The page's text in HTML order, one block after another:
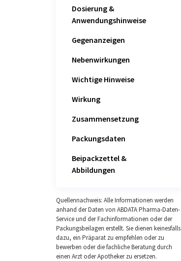
Dosierung &
Anwendungshinweise
Gegenanzeigen
Nebenwirkungen
Wichtige Hinweise
Wirkung
Zusammensetzung
Packungsdaten
Beipackzettel &
Abbildungen
Quellennachweis: Alle Informationen werden
anhand der Daten von ABDATA Pharma-Daten-
Service und der Fachinformationen oder der
Packungsbeilagen erstellt. Sie dienen keinesfalls
dazu, ein Präparat zu empfehlen oder zu
bewerben oder die fachliche Beratung durch
einen Arzt oder Apotheker zu ersetzen.